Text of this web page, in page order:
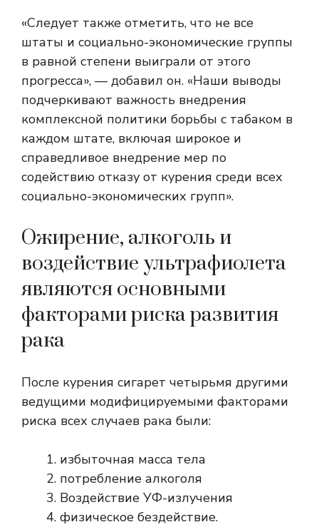
«Следует также отметить, что не все
штаты и социально-экономические группы
в равной степени выиграли от этого
прогресса», — добавил он. «Наши выводы
подчеркивают важность внедрения
комплексной политики борьбы с табаком в
каждом штате, включая широкое и
справедливое внедрение мер по
содействию отказу от курения среди всех
социально-экономических групп».
Ожирение, алкоголь и
воздействие ультрафиолета
являются основными
факторами риска развития
рака
После курения сигарет четырьмя другими
ведущими модифицируемыми факторами
риска всех случаев рака были:
избыточная масса тела
потребление алкоголя
Воздействие УФ-излучения
физическое бездействие.